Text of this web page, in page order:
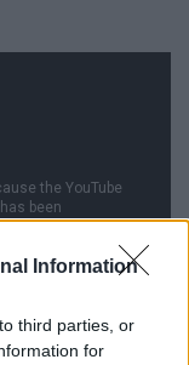
Information
third parties, or
for